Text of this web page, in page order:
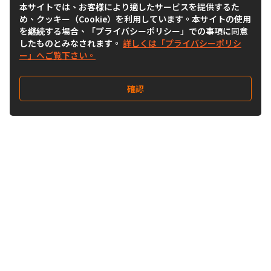
本サイトでは、お客様により適したサービスを提供するた
め、クッキー（Cookie）を利用しています。本サイトの使用
を継続する場合、「プライバシーポリシー」での事項に同意
したものとみなされます。 詳しくは「プライバシーポリシ
ー」へご覧下さい。
確認